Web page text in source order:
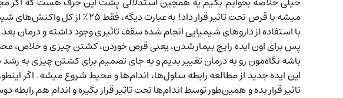
میشه با قرص تحت تاثیر قرار
با استفاده از دارو‌های شیمیایی انجام شده سقف تاثیری وجود داشته و درمان
پس برای اون ایده رایج بیمار شدن، یعنی قرص خوردن، کشتن چیزی و خلاص،
باشه نگاه‌مون رو به درمان تغییر بدیم و به جای تصمیم برای کشتن چیزی به
این ایده جدید از مطالعه رابطه سلول‌ها، اندام‌ها و محیط شروع میشه. اگر
تاثیر قرار بده و همین‌طور توسط اندام‌ها تحت تاثیر قرار بگیره و اندام هم